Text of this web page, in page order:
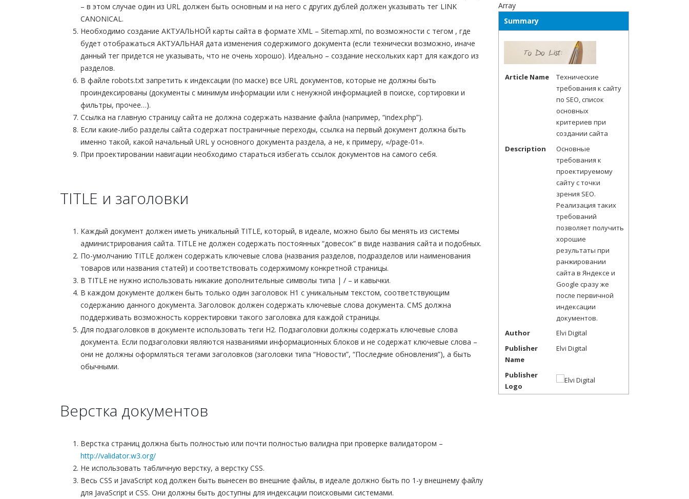
– в этом случае один из URL должен быть основным и на него с других дублей должен указывать тег LINK
CANONICAL.
Необходимо создание АКТУАЛЬНОЙ карты сайта в формате XML – Sitemap.xml, по возможности с тегом , где
будет отображаться АКТУАЛЬНАЯ дата изменения содержимого документа (если технически возможно, иначе
данный тег придется не указывать, что не очень хорошо). Идеально – создание нескольких карт для каждого из
разделов.
В файле robots.txt запретить к индексации (по маске) все URL документов, которые не должны быть
проиндексированы (документы с минимум информации или с ненужной информацией в поиске, сортировки и
фильтры, прочее…).
Ссылка на главную страницу сайта не должна содержать название файла (например, “index.php”).
Если какие-либо разделы сайта содержат постраничные переходы, ссылка на первый документ должна быть
именно такой, какой начальный URL у основного документа раздела, а не, к примеру, «/page-01».
При проектировании навигации необходимо стараться избегать ссылок документов на самого себя.
TITLE и заголовки
Каждый документ должен иметь уникальный TITLE, который, в идеале, можно было бы менять из системы
администрирования сайта. TITLE не должен содержать постоянных “довесок” в виде названия сайта и подобных.
По-умолчанию TITLE должен содержать ключевые слова (названия разделов, подразделов или наименования
товаров или названия статей) и соответствовать содержимому конкретной страницы.
В TITLE не нужно использовать никакие дополнительные символы типа | / – и кавычки.
В каждом документе должен быть только один заголовок H1 с уникальным текстом, соответствующим
содержанию данного документа. Заголовок должен содержать ключевые слова документа. CMS должна
поддерживать возможность корректировки такого заголовка для каждой страницы.
Для подзаголовков в документе использовать теги H2. Подзаголовки должны содержать ключевые слова
документа. Если подзаголовки являются названиями информационных блоков и не содержат ключевые слова –
они не должны оформляться тегами заголовков (заголовки типа “Новости”, “Последние обновления”), а быть
обычными.
Верстка документов
Верстка страниц должна быть полностью или почти полностью валидна при проверке валидатором –
http://validator.w3.org/
Не использовать табличную верстку, а верстку CSS.
Весь CSS и JavaScript код должен быть вынесен во внешние файлы, в идеале должно быть по 1-у внешнему файлу
для JavaScript и CSS. Они должны быть доступны для индексации поисковыми системами.
Array
Summary
Article Name
Технические
требования к сайту
по SEO, список
основных
критериев при
создании сайта
Description
Основные
требования к
проектируемому
сайту с точки
зрения SEO.
Реализация таких
требований
позволяет получить
хорошие
результаты при
ранжировании
сайта в Яндексе и
Google сразу же
после первичной
индексации
документов.
Author
Elvi Digital
Publisher
Name
Elvi Digital
Publisher
Logo